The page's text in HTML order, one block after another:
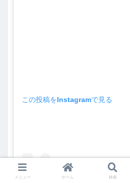
この投稿をInstagramで見る
メニュー ホーム 検索